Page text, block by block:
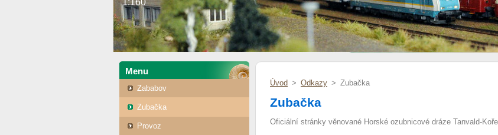
1:160
Menu
Zababov
Zubačka
Provoz
Úvod > Odkazy > Zubačka
Zubačka
Oficiální stránky věnované Horské ozubnicové dráze Tanvald-